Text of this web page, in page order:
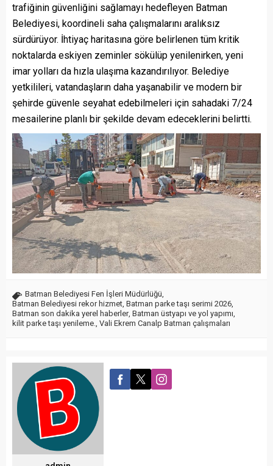
trafiğinin güvenliğini sağlamayı hedefleyen Batman
Belediyesi, koordineli saha çalışmalarını aralıksız
sürdürüyor. İhtiyaç haritasına göre belirlenen tüm kritik
noktalarda eskiyen zeminler sökülüp yenilenirken, yeni
imar yolları da hızla ulaşıma kazandırılıyor. Belediye
yetkilileri, vatandaşların daha yaşanabilir ve modern bir
şehirde güvenle seyahat edebilmeleri için sahadaki 7/24
mesailerine planlı bir şekilde devam edeceklerini belirtti.
Batman Belediyesi Fen İşleri Müdürlüğü
Batman Belediyesi rekor hizmet Batman parke taşı serimi 2026
Batman son dakika yerel haberler, Batman üstyapı ve yol yapımı
kilit parke taşı yenileme. Vali Ekrem Canalp Batman çalışmaları